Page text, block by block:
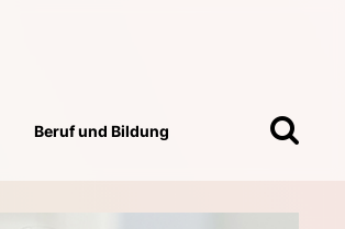
Beruf und Bildung